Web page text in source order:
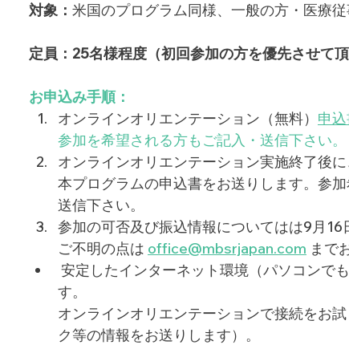
対象： 米国のプログラム同様、一般の方・医療
定員：25名様程度（初回参加の方を優先させて頂
お申込み手順：
オンラインオリエンテーション（無料） 申
参加を希望される方もご記入・送信下さい。
オンラインオリエンテーション実施終了後に
本プログラムの申込書をお送りします。参
送信下さい。
参加の可否及び振込情報についてはは9月16
ご不明の点は office@mbsrjapan.com まで
す。
オンラインオリエンテーションで接続をお
ク等の情報をお送りします）。